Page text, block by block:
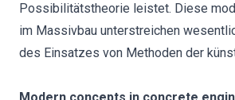
Possibilitätstheorie leistet. Diese
im Massivbau unterstreichen
des Einsatzes von Methoden der